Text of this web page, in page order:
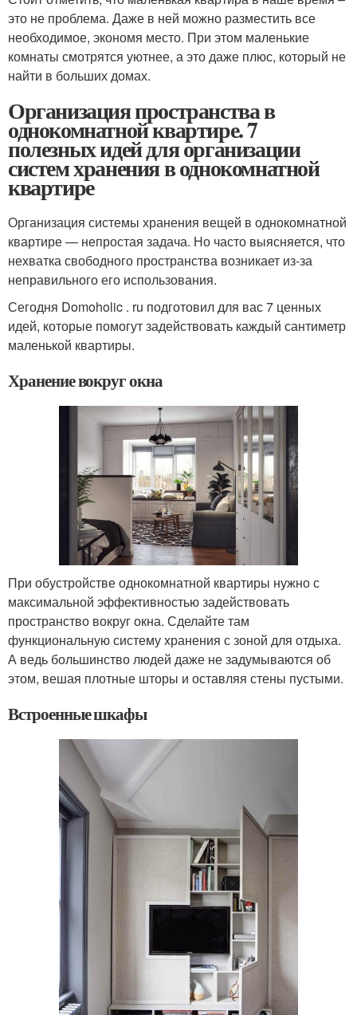
это не проблема. Даже в ней можно разместить все
необходимое, экономя место. При этом маленькие
комнаты смотрятся уютнее, а это даже плюс, который не
найти в больших домах.
Организация пространства в
однокомнатной квартире. 7
полезных идей для организации
систем хранения в однокомнатной
квартире
Организация системы хранения вещей в однокомнатной
квартире — непростая задача. Но часто выясняется, что
нехватка свободного пространства возникает из-за
неправильного его использования.
Сегодня Domoholic . ru подготовил для вас 7 ценных
идей, которые помогут задействовать каждый сантиметр
маленькой квартиры.
Хранение вокруг окна
При обустройстве однокомнатной квартиры нужно с
максимальной эффективностью задействовать
пространство вокруг окна. Сделайте там
функциональную систему хранения с зоной для отдыха.
А ведь большинство людей даже не задумываются об
этом, вешая плотные шторы и оставляя стены пустыми.
Встроенные шкафы